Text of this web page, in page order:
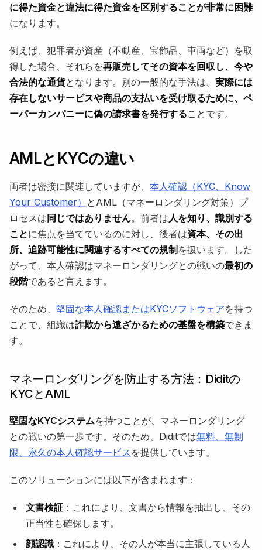
に得た資金と違法に得た資金を区別することが非常に困難
になります。
例えば、犯罪者が資産（不動産、宝飾品、車両など）を取
得した場合、それらを再販売してその資本を回収し、今や
合法的な通貨となります。別の一般的な手法は、 実際には
存在しないサービスや商品の支払いを受け取るために、ペ
ーパーカンパニーに偽の請求書を発行することです。
AMLとKYCの違い
両者は密接に関連していますが、 本人確認（KYC、Know
Your Customer） とAML（マネーロンダリング対策）プ
ロセスは同じではありません。前者は 人を知り、識別する
ことに焦点を当てているのに対し、後者は資本、その出
所、追跡可能性に関連するすべての規制を扱います。した
がって、本人確認はマネーロンダリングとの戦いの最初の
段階であると言えます。
そのため、 堅固な本人確認またはKYCソフトウェアを持つ
ことで、組織は詐欺から遠ざかるための基盤を構築できま
す。
マネーロンダリングを防止する方法：Diditの
KYCとAML
堅固なKYCシステムを持つことが、マネーロンダリング
との戦いの第一歩です。そのため、Diditでは無料、無制
限、永久の本人確認サービス を提供しています。
このソリューションには以下が含まれます：
文書検証 ：これにより、文書から情報を抽出し、その
正当性も確保します。
顔認識 ：これにより、その人が本当に主張している人